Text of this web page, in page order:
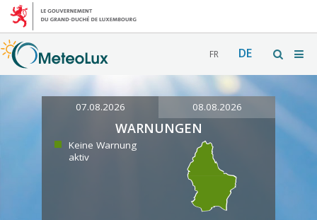
FR DE
07.08.2026 08.08.2026
WARNUNGEN
Keine Warnung
aktiv